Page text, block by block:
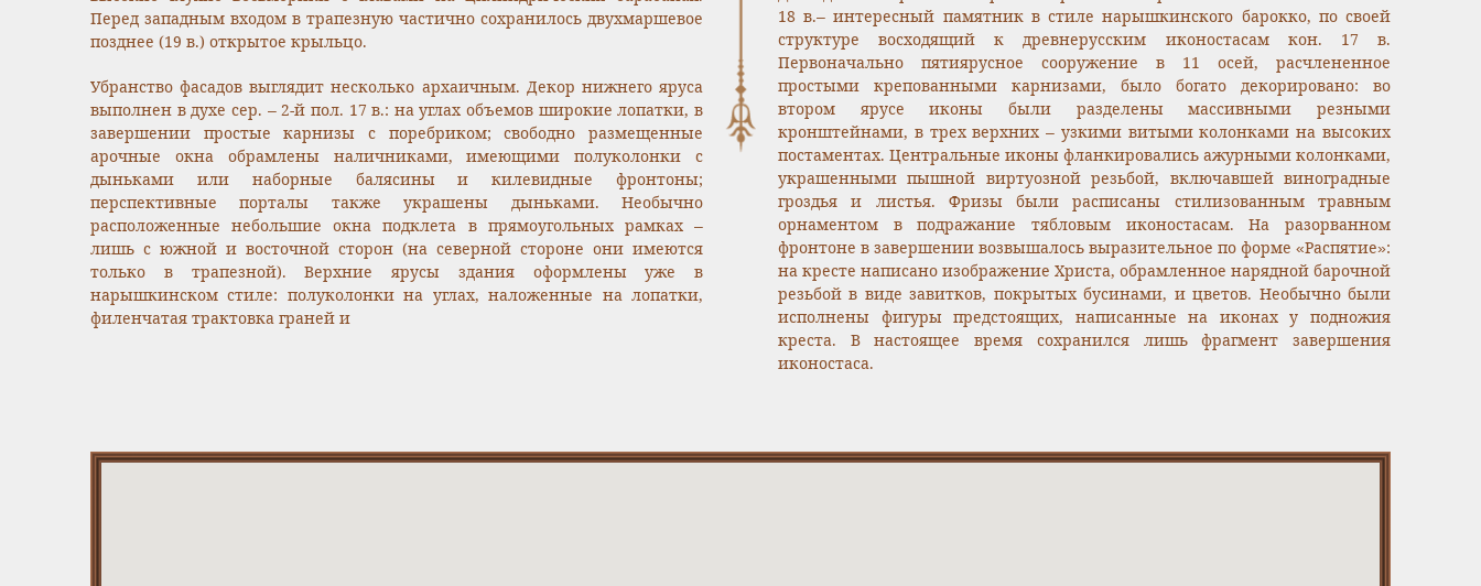
Перед западным входом в трапезную частично сохранилось двухмаршевое
позднее (19 в.) открытое крыльцо.
Убранство фасадов выглядит несколько архаичным. Декор нижнего яруса
выполнен в духе сер. – 2-й пол. 17 в.: на углах объемов широкие лопатки, в
завершении простые карнизы с поребриком; свободно размещенные
арочные окна обрамлены наличниками, имеющими полуколонки с
дыньками или наборные балясины и килевидные фронтоны;
перспективные порталы также украшены дыньками. Необычно
расположенные небольшие окна подклета в прямоугольных рамках –
лишь с южной и восточной сторон (на северной стороне они имеются
только в трапезной). Верхние ярусы здания оформлены уже в
нарышкинском стиле: полуколонки на углах, наложенные на лопатки,
филенчатая трактовка граней и
18 в.– интересный памятник в стиле нарышкинского барокко, по своей
структуре восходящий к древнерусским иконостасам кон. 17 в.
Первоначально пятиярусное сооружение в 11 осей, расчлененное
простыми крепованными карнизами, было богато декорировано: во
втором ярусе иконы были разделены массивными резными
кронштейнами, в трех верхних – узкими витыми колонками на высоких
постаментах. Центральные иконы фланкировались ажурными колонками,
украшенными пышной виртуозной резьбой, включавшей виноградные
гроздья и листья. Фризы были расписаны стилизованным травным
орнаментом в подражание тябловым иконостасам. На разорванном
фронтоне в завершении возвышалось выразительное по форме «Распятие»:
на кресте написано изображение Христа, обрамленное нарядной барочной
резьбой в виде завитков, покрытых бусинами, и цветов. Необычно были
исполнены фигуры предстоящих, написанные на иконах у подножия
креста. В настоящее время сохранился лишь фрагмент завершения
иконостаса.